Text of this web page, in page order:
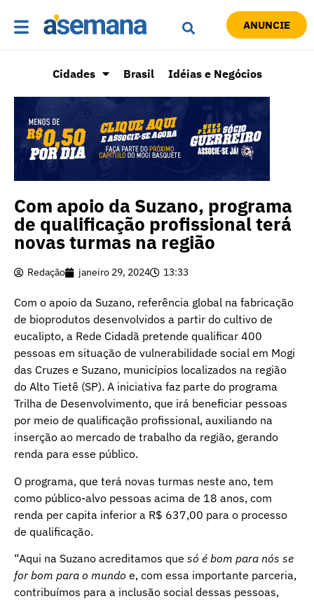
ANUNCIE
Cidades Brasil Idéias e Negócios
Com apoio da Suzano, programa
de qualificação profissional terá
novas turmas na região
Redação janeiro 29, 2024 13:33
Com o apoio da Suzano, referência global na fabricação
de bioprodutos desenvolvidos a partir do cultivo de
eucalipto, a Rede Cidadã pretende qualificar 400
pessoas em situação de vulnerabilidade social em Mogi
das Cruzes e Suzano, municípios localizados na região
do Alto Tietê (SP). A iniciativa faz parte do programa
Trilha de Desenvolvimento, que irá beneficiar pessoas
por meio de qualificação profissional, auxiliando na
inserção ao mercado de trabalho da região, gerando
renda para esse público.
O programa, que terá novas turmas neste ano, tem
como público-alvo pessoas acima de 18 anos, com
renda per capita inferior a R$ 637,00 para o processo
de qualificação.
“Aqui na Suzano acreditamos que só é bom para nós se
for bom para o mundo e, com essa importante parceria,
contribuímos para a inclusão social dessas pessoas,